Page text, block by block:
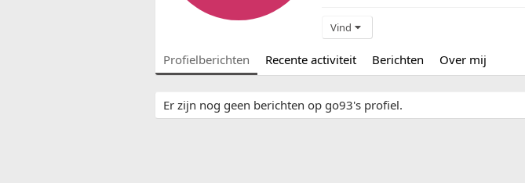
Vind
Profielberichten Recente activiteit Berichten Over mij
Er zijn nog geen berichten op go93's profiel.